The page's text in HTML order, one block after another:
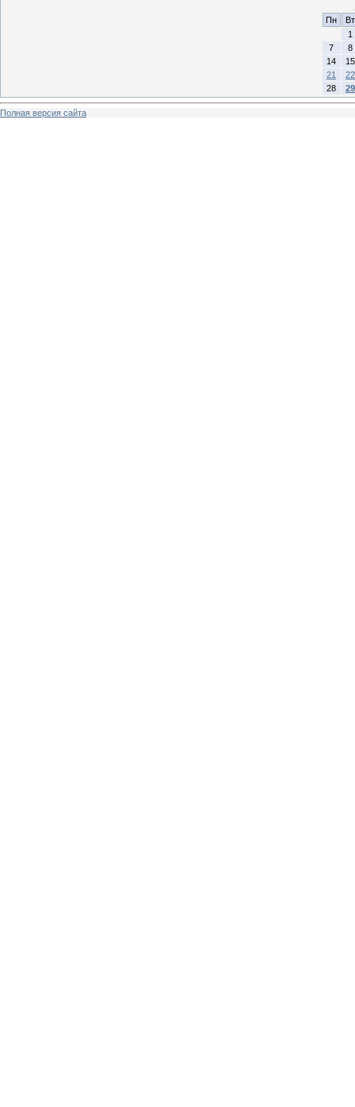
Пн
Вт
1
7
8
14
15
21
22
28
29
Полная версия сайта